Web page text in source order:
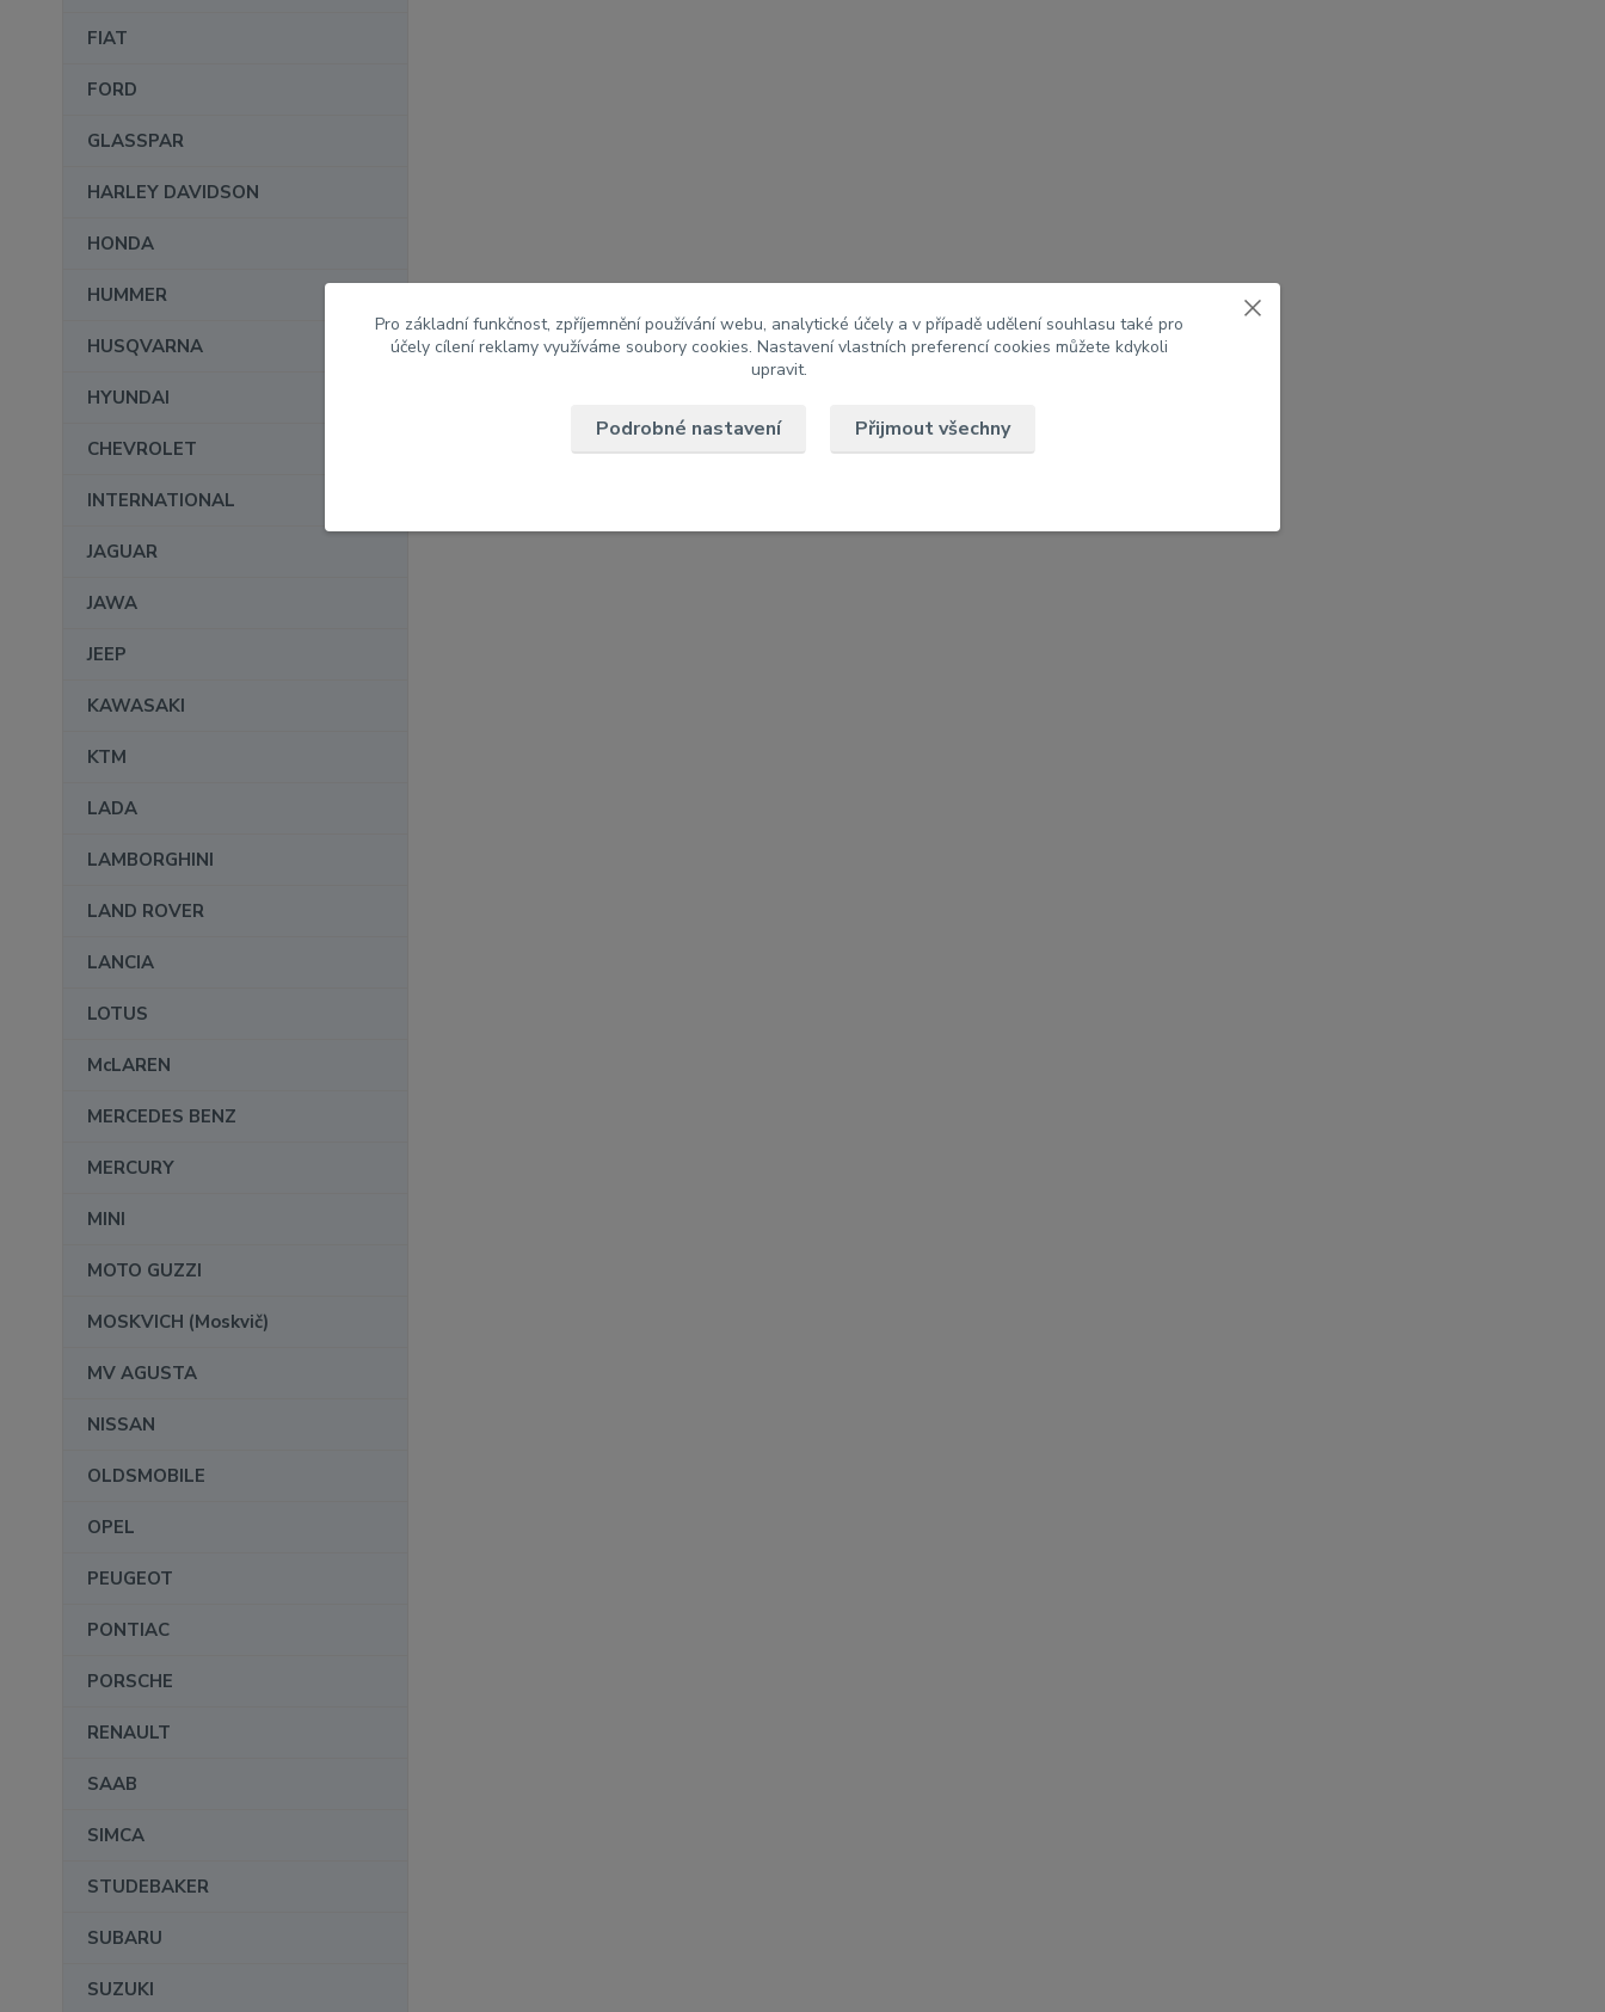
FIAT
FORD
GLASSPAR
HARLEY DAVIDSON
HONDA
HUMMER
HUSQVARNA
HYUNDAI
CHEVROLET
INTERNATIONAL
JAGUAR
JAWA
JEEP
KAWASAKI
KTM
LADA
LAMBORGHINI
LAND ROVER
LANCIA
LOTUS
McLAREN
MERCEDES BENZ
MERCURY
MINI
MOTO GUZZI
MOSKVICH (Moskvič)
MV AGUSTA
NISSAN
OLDSMOBILE
OPEL
PEUGEOT
PONTIAC
PORSCHE
RENAULT
SAAB
SIMCA
STUDEBAKER
SUBARU
SUZUKI
Pro základní funkčnost, zpříjemnění používání webu, analytické účely a v případě udělení souhlasu také pro
účely cílení reklamy využíváme soubory cookies. Nastavení vlastních preferencí cookies můžete kdykoli
upravit.
Podrobné nastavení Přijmout všechny